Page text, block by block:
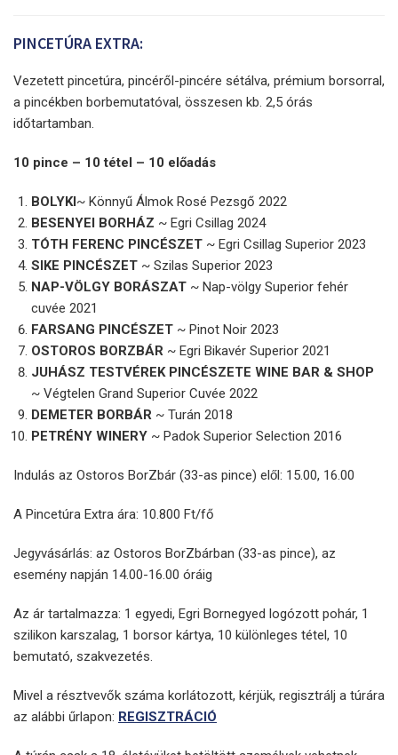
PINCETÚRA EXTRA:
Vezetett pincetúra, pincéről-pincére sétálva, prémium borsorral,
a pincékben borbemutatóval, összesen kb. 2,5 órás
időtartamban.
10 pince – 10 tétel – 10 előadás
BOLYKI ~ Könnyű Álmok Rosé Pezsgő 2022
BESENYEI BORHÁZ ~ Egri Csillag 2024
TÓTH FERENC PINCÉSZET ~ Egri Csillag Superior 2023
SIKE PINCÉSZET ~ Szilas Superior 2023
NAP-VÖLGY BORÁSZAT ~ Nap-völgy Superior fehér
cuvée 2021
FARSANG PINCÉSZET ~ Pinot Noir 2023
OSTOROS BORZBÁR ~ Egri Bikavér Superior 2021
JUHÁSZ TESTVÉREK PINCÉSZETE WINE BAR & SHOP
~ Végtelen Grand Superior Cuvée 2022
DEMETER BORBÁR ~ Turán 2018
PETRÉNY WINERY ~ Padok Superior Selection 2016
Indulás az Ostoros BorZbár (33-as pince) elől: 15.00, 16.00
A Pincetúra Extra ára: 10.800 Ft/fő
Jegyvásárlás: az Ostoros BorZbárban (33-as pince), az
esemény napján 14.00-16.00 óráig
Az ár tartalmazza: 1 egyedi, Egri Bornegyed logózott pohár, 1
szilikon karszalag, 1 borsor kártya, 10 különleges tétel, 10
bemutató, szakvezetés.
Mivel a résztvevők száma korlátozott, kérjük, regisztrálj a túrára
az alábbi űrlapon: REGISZTRÁCIÓ